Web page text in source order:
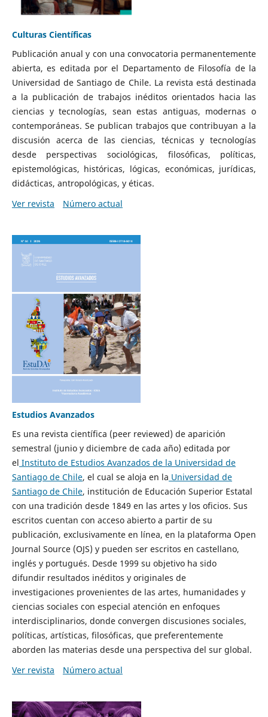
Culturas Científicas
Publicación anual y con una convocatoria permanentemente
abierta, es editada por el Departamento de Filosofía de la
Universidad de Santiago de Chile. La revista está destinada
a la publicación de trabajos inéditos orientados hacia las
ciencias y tecnologías, sean estas antiguas, modernas o
contemporáneas. Se publican trabajos que contribuyan a la
discusión acerca de las ciencias, técnicas y tecnologías
desde perspectivas sociológicas, filosóficas, políticas,
epistemológicas, históricas, lógicas, económicas, jurídicas,
didácticas, antropológicas, y éticas.
Ver revista
Número actual
Estudios Avanzados
Es una revista científica (peer reviewed) de aparición
semestral (junio y diciembre de cada año) editada por
el Instituto de Estudios Avanzados de la Universidad de
Santiago de Chile, el cual se aloja en la Universidad de
Santiago de Chile, institución de Educación Superior Estatal
con una tradición desde 1849 en las artes y los oficios. Sus
escritos cuentan con acceso abierto a partir de su
publicación, exclusivamente en línea, en la plataforma Open
Journal Source (OJS) y pueden ser escritos en castellano,
inglés y portugués. Desde 1999 su objetivo ha sido
difundir resultados inéditos y originales de
investigaciones provenientes de las artes, humanidades y
ciencias sociales con especial atención en enfoques
interdisciplinarios, donde convergen discusiones sociales,
políticas, artísticas, filosóficas, que preferentemente
aborden las materias desde una perspectiva del sur global.
Ver revista
Número actual